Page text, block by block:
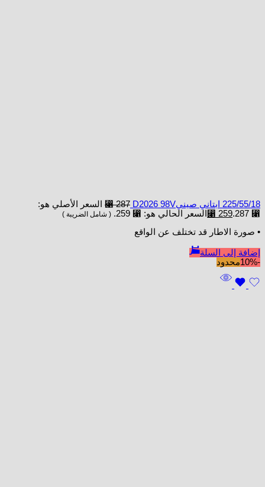
225/55/18 ابتاني صينيD2026 98V ⃁287
السعر الأصلي هو:
⃁ 287.
⃁ 259 السعر الحالي هو: ⃁ 259. ( شامل الضريبة )
• صورة الاطار قد تختلف عن الواقع
إضافة إلى السلة
-10%
محدود